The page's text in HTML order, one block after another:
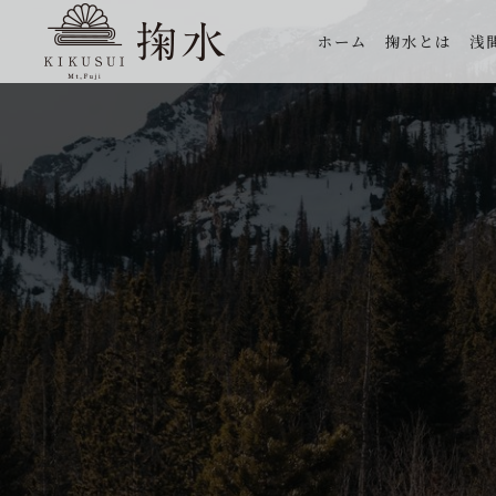
ホーム 掬水とは 浅